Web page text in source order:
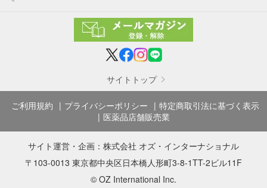
サイトトップ
ご利用規約 プライバシーポリシー
特定商取引法に基づく表示
医薬品店舗販売業
サイト運営・企画： 株式会社 オズ・インターナショナル
〒103-0013 東京都中央区日本橋人形町3-8-1TT-2ビル11F
© OZ International Inc.